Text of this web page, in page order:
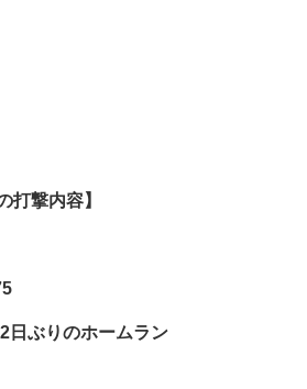
打撃内容】
日ぶりのホームラン